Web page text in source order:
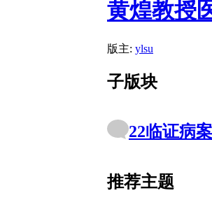
黄煌教授
版主: ylsu
子版块
22临证病案
推荐主题